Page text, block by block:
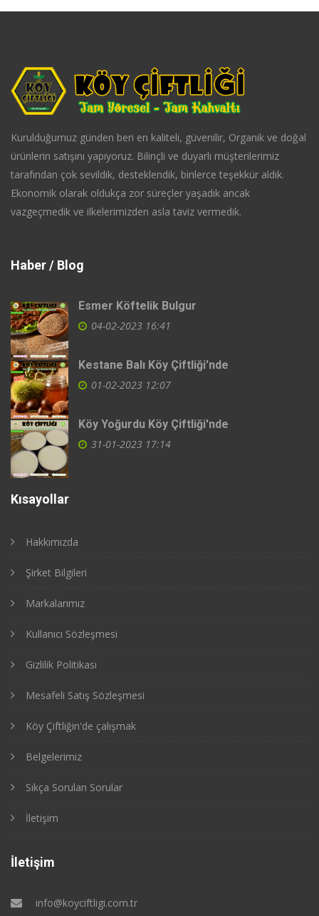
Kurulduğumuz günden beri en kaliteli, güvenilir, Organik ve doğal
ürünlerin satışını yapıyoruz. Bilinçli ve duyarlı müşterilerimiz
tarafından çok sevildik, desteklendik, binlerce teşekkür aldık.
Ekonomik olarak oldukça zor süreçler yaşadık ancak
vazgeçmedik ve ilkelerimizden asla taviz vermedik.
Haber / Blog
Esmer Köftelik Bulgur
04-02-2023 16:41
Kestane Balı Köy Çiftliği'nde
01-02-2023 12:07
Köy Yoğurdu Köy Çiftliği'nde
31-01-2023 17:14
Kısayollar
Hakkımızda
Şirket Bilgileri
Markalarımız
Kullanıcı Sözleşmesi
Gizlilik Politikası
Mesafeli Satış Sözleşmesi
Köy Çiftliğin'de çalışmak
Belgelerimiz
Sıkça Sorulan Sorular
İletişim
İletişim
info@koyciftligi.com.tr